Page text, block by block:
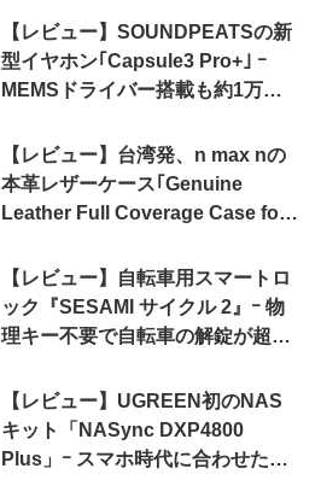
【レビュー】SOUNDPEATSの新
型イヤホン｢Capsule3 Pro+｣ ｰ
MEMSドライバー搭載も約1万円
【レビュー】台湾発、n max nの
本革レザーケース｢Genuine
Leather Full Coverage Case for
【レビュー】自転車用スマートロ
ック『SESAMI サイクル 2』ｰ 物
理キー不要で自転車の解錠が超簡
【レビュー】UGREEN初のNAS
キット「NASync DXP4800
Plus」ｰ スマホ時代に合わせた設